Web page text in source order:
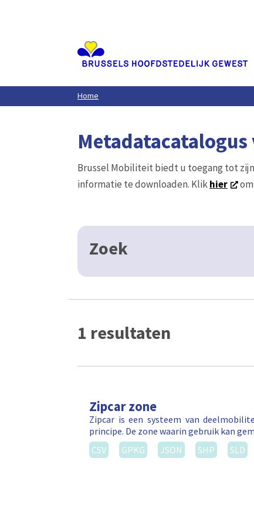
Home
Brussel Mobiliteit biedt u toegang tot
informatie te downloaden. Klikhier
Zoek
1 resultaten
Zipcar zone
Zipcar is een systeem van
principe. De zone waarin gebruik kan
CSV
GPKG JSON SHP SLD